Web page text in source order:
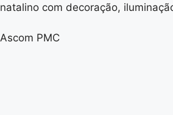
natalino com decoração,
Ascom PMC